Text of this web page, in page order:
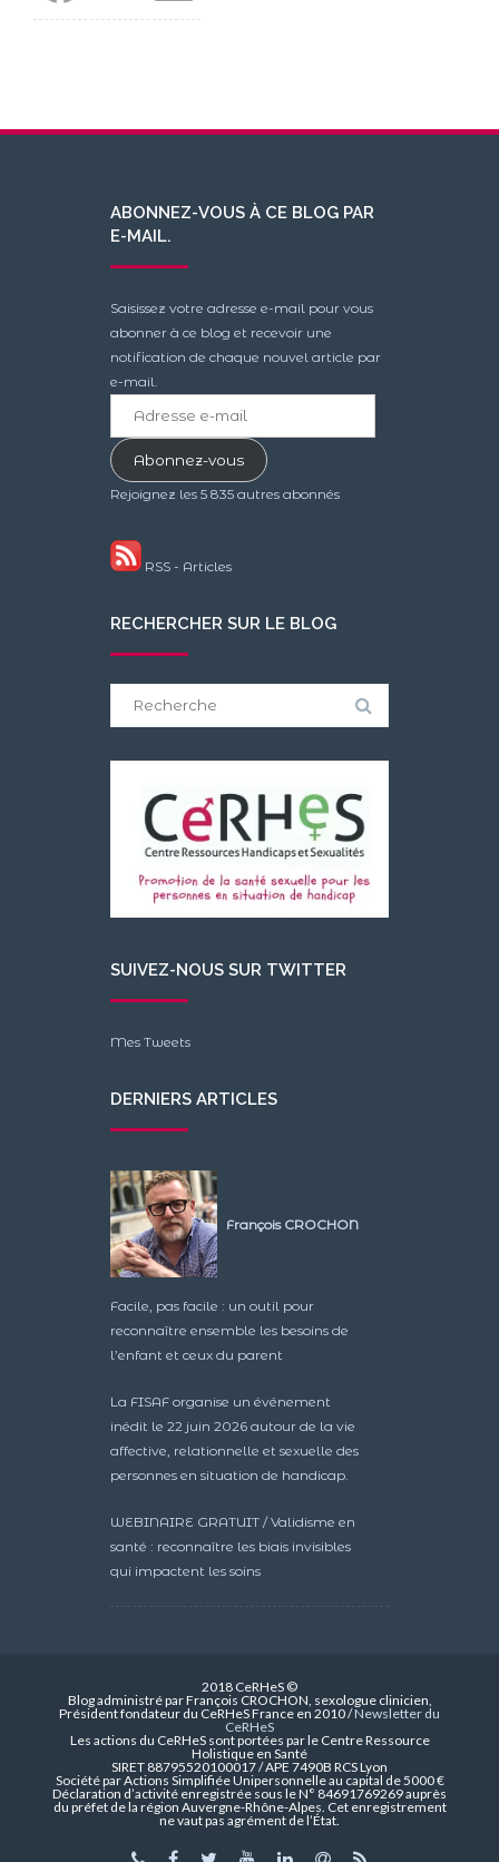
ABONNEZ-VOUS À CE BLOG PAR
E-MAIL.
Saisissez votre adresse e-mail pour vous
abonner à ce blog et recevoir une
notification de chaque nouvel article par
e-mail.
mailAbonnez-vous
Rejoignez les 5 835 autres abonnés
RSS - Articles
RECHERCHER SUR LE BLOG
SUIVEZ-NOUS SUR TWITTER
Mes Tweets
DERNIERS ARTICLES
François CROCHON
Facile, pas facile : un outil pour
reconnaître ensemble les besoins de
l’enfant et ceux du parent
La FISAF organise un événement
inédit le 22 juin 2026 autour de la vie
affective, relationnelle et sexuelle des
personnes en situation de handicap.
WEBINAIRE GRATUIT / Validisme en
santé : reconnaître les biais invisibles
qui impactent les soins
2018 CeRHeS ©
Blog administré par François CROCHON, sexologue clinicien,
Président fondateur du CeRHeS France en 2010 /Newsletter du
CeRHeS
Les actions du CeRHeS sont portées par le Centre Ressource
Holistique en Santé
SIRET 88795520100017 / APE 7490B RCS Lyon
Société par Actions Simplifiée Unipersonnelle au capital de 5000 €
Déclaration d’activité enregistrée sous le N° 84691769269 auprès
du préfet de la région Auvergne-Rhône-Alpes. Cet enregistrement
ne vaut pas agrément de l’État.